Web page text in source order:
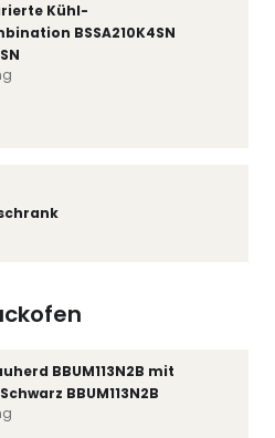
Kühl-
BSSA210K4SN
BBUM113N2B mit
BBUM113N2B